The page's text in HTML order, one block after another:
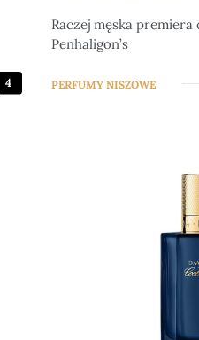
4
Raczej męska
Penhaligon’s
PERFUMY NISZOWE